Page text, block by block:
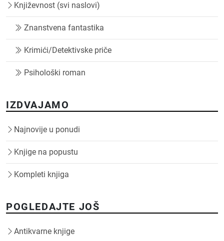
Književnost (svi naslovi)
Znanstvena fantastika
Krimići/Detektivske priče
Psihološki roman
IZDVAJAMO
Najnovije u ponudi
Knjige na popustu
Kompleti knjiga
POGLEDAJTE JOŠ
Antikvarne knjige